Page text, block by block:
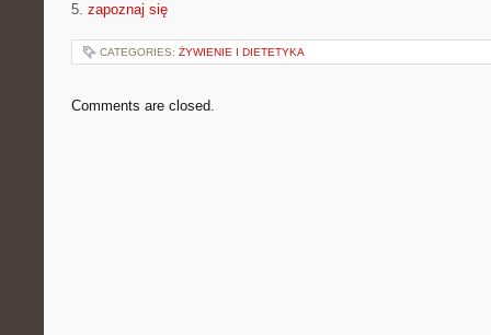
5. zapoznaj się
CATEGORIES: ŻYWIENIE I DIETETYKA
Comments are closed.